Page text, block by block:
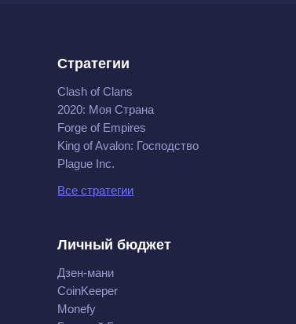
Стратегии
Clash of Clans
2020: Моя Cтрана
Forge of Empires
King of Avalon: Господство
Plague Inc.
Все стратегии
Личный бюджет
Дзен-мани
CoinKeeper
Monefy